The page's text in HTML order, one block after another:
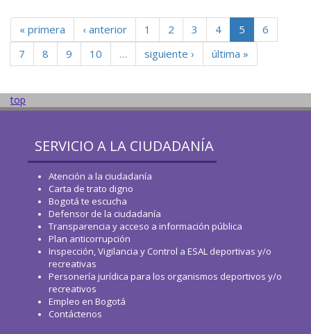
« primera ‹ anterior 1 2 3 4 5
6
7
8 9 10 … siguiente › última »
top
SERVICIO A LA CIUDADANÍA
Atención a la ciudadanía
Carta de trato digno
Bogotá te escucha
Defensor de la ciudadanía
Transparencia y acceso a información pública
Plan anticorrupción
Inspección, Vigilancia y Control a ESAL deportivas y/o
recreativas
Personería jurídica para los organismos deportivos y/o
recreativos
Empleo en Bogotá
Contáctenos